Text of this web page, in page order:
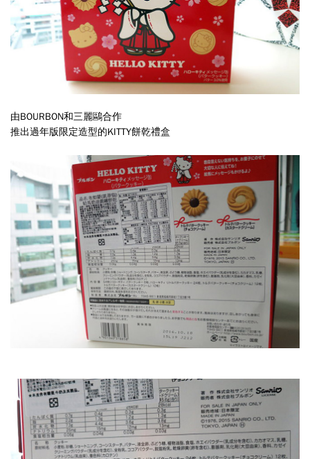
由BOURBON和三麗鷗合作
推出過年版限定造型的KITTY餅乾禮盒